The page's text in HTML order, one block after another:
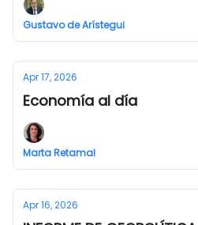
Gustavo de Arístegui
Apr 17, 2026
Economía al día
Marta Retamal
Apr 16, 2026